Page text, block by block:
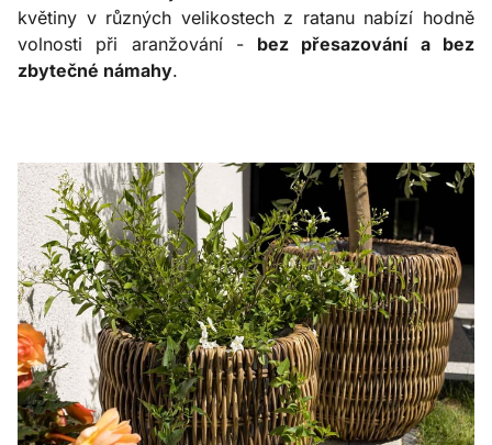
květiny v různých velikostech z ratanu nabízí hodně
volnosti při aranžování - bez přesazování a bez
zbytečné námahy.